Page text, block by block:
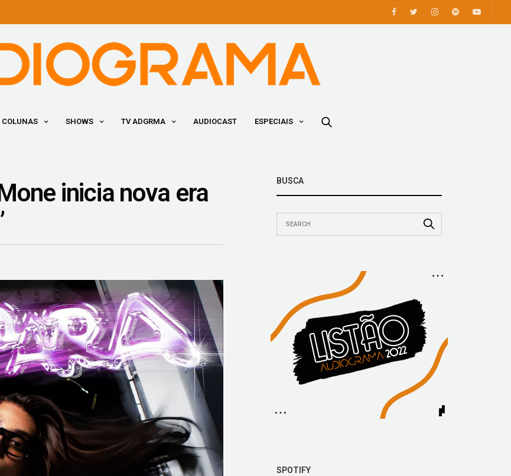
COLUNAS SHOWS TV ADGRMA AUDIOCAST ESPECIAIS
inicia nova era
BUSCA
SPOTIFY